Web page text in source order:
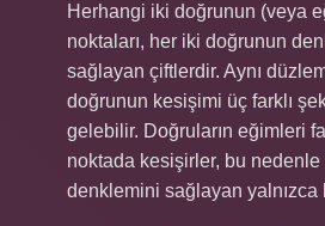
Herhangi iki doğrunun (veya
noktaları, her iki doğrunun
sağlayan çiftlerdir. Aynı
doğrunun kesişimi üç farklı
gelebilir. Doğruların eğimleri
noktada kesişirler, bu
denklemini sağlayan yalnızca